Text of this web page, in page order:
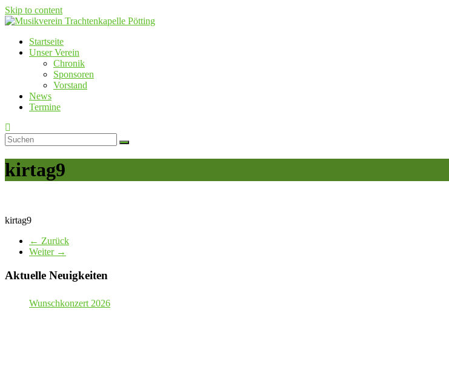
Skip to content
Musikverein Trachtenkapelle Pötting
Startseite
Unser Verein
Chronik
Sponsoren
Vorstand
News
Termine
kirtag9
kirtag9
← Zurück
Weiter →
Aktuelle Neuigkeiten
Wunschkonzert 2026